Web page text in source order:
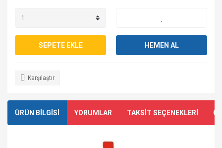
SEPETE EKLE HEMEN AL
Karşılaştır
ÜRÜN BİLGİSİ YORUMLAR TAKSİT SEÇENEKLERİ